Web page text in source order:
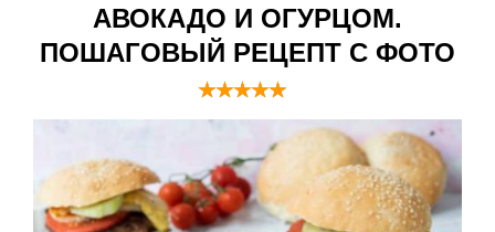
АВОКАДО И ОГУРЦОМ.
ПОШАГОВЫЙ РЕЦЕПТ С ФОТО